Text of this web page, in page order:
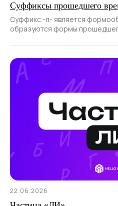
Суффиксы прошедшего
Суффикс -л- является
образуются формы
22.06.2026